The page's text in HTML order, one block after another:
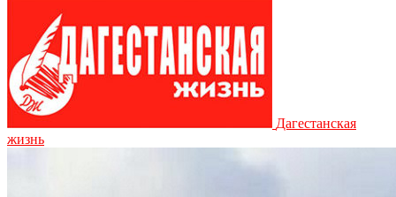
Дагестанская
жизнь